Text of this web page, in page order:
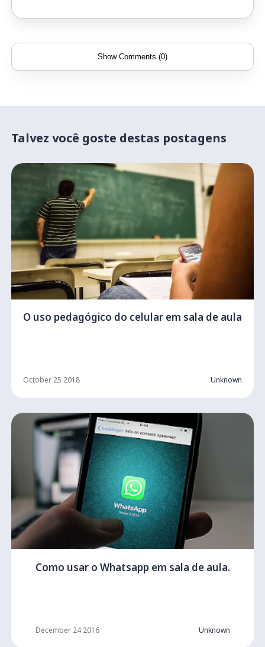
Show Comments (0)
Talvez você goste destas postagens
O uso pedagógico do celular em sala de aula
October 25 2018 Unknown
Como usar o Whatsapp em sala de aula.
December 24 2016 Unknown